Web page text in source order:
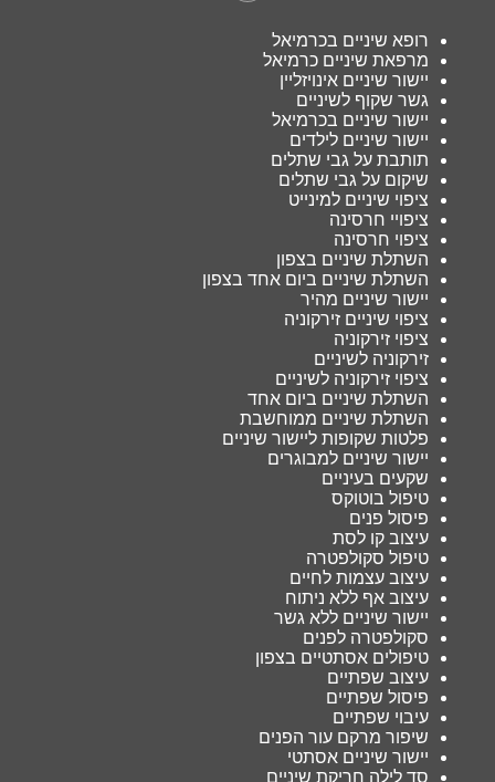
רופא שיניים בכרמיאל
מרפאת שיניים כרמיאל
יישור שיניים אינויזליין
גשר שקוף לשיניים
יישור שיניים בכרמיאל
יישור שיניים לילדים
תותבת על גבי שתלים
שיקום על גבי שתלים
ציפוי שיניים למינייט
ציפויי חרסינה
ציפוי חרסינה
השתלת שיניים בצפון
השתלת שיניים ביום אחד בצפון
יישור שיניים מהיר
ציפוי שיניים זירקוניה
ציפוי זירקוניה
זירקוניה לשיניים
ציפוי זירקוניה לשיניים
השתלת שיניים ביום אחד
השתלת שיניים ממוחשבת
פלטות שקופות ליישור שיניים
יישור שיניים למבוגרים
שקעים בעיניים
טיפול בוטוקס
פיסול פנים
עיצוב קו לסת
טיפול סקולפטרה
עיצוב עצמות לחיים
עיצוב אף ללא ניתוח
יישור שיניים ללא גשר
סקולפטרה לפנים
טיפולים אסתטיים בצפון
עיצוב שפתיים
פיסול שפתיים
עיבוי שפתיים
שיפור מרקם עור הפנים
יישור שיניים אסתטי
סד לילה חריקת שיניים